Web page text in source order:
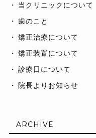
当クリニックについて
歯のこと
矯正治療について
矯正装置について
診療日について
院長よりお知らせ
ARCHIVE